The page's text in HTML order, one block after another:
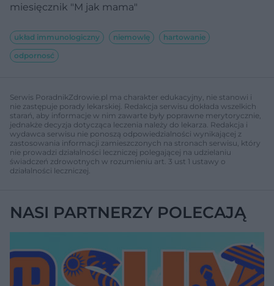
miesięcznik "M jak mama"
układ immunologiczny niemowlę
hartowanie
odpornosć
Serwis PoradnikZdrowie.pl ma charakter edukacyjny, nie stanowi i
nie zastępuje porady lekarskiej. Redakcja serwisu dokłada wszelkich
starań, aby informacje w nim zawarte były poprawne merytorycznie,
jednakże decyzja dotycząca leczenia należy do lekarza. Redakcja i
wydawca serwisu nie ponoszą odpowiedzialności wynikającej z
zastosowania informacji zamieszczonych na stronach serwisu, który
nie prowadzi działalności leczniczej polegającej na udzielaniu
świadczeń zdrowotnych w rozumieniu art. 3 ust 1 ustawy o
działalności leczniczej.
NASI PARTNERZY POLECAJĄ